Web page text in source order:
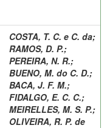
COSTA, T. C. e C. da;
RAMOS, D. P.;
PEREIRA, N. R.;
BUENO, M. do C. D.;
BACA, J. F. M.;
FIDALGO, E. C. C.;
MEIRELLES, M. S. P.;
OLIVEIRA, R. P. de